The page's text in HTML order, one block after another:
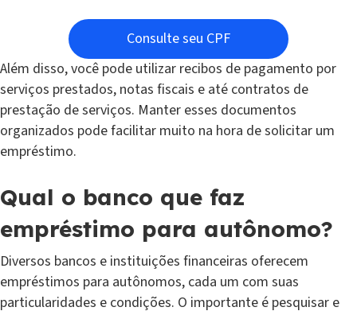
Consulte seu CPF
Além disso, você pode utilizar recibos de pagamento por
serviços prestados, notas fiscais e até contratos de
prestação de serviços. Manter esses documentos
organizados pode facilitar muito na hora de solicitar um
empréstimo.
Qual o banco que faz
empréstimo para autônomo?
Diversos bancos e instituições financeiras oferecem
empréstimos para autônomos, cada um com suas
particularidades e condições. O importante é pesquisar e